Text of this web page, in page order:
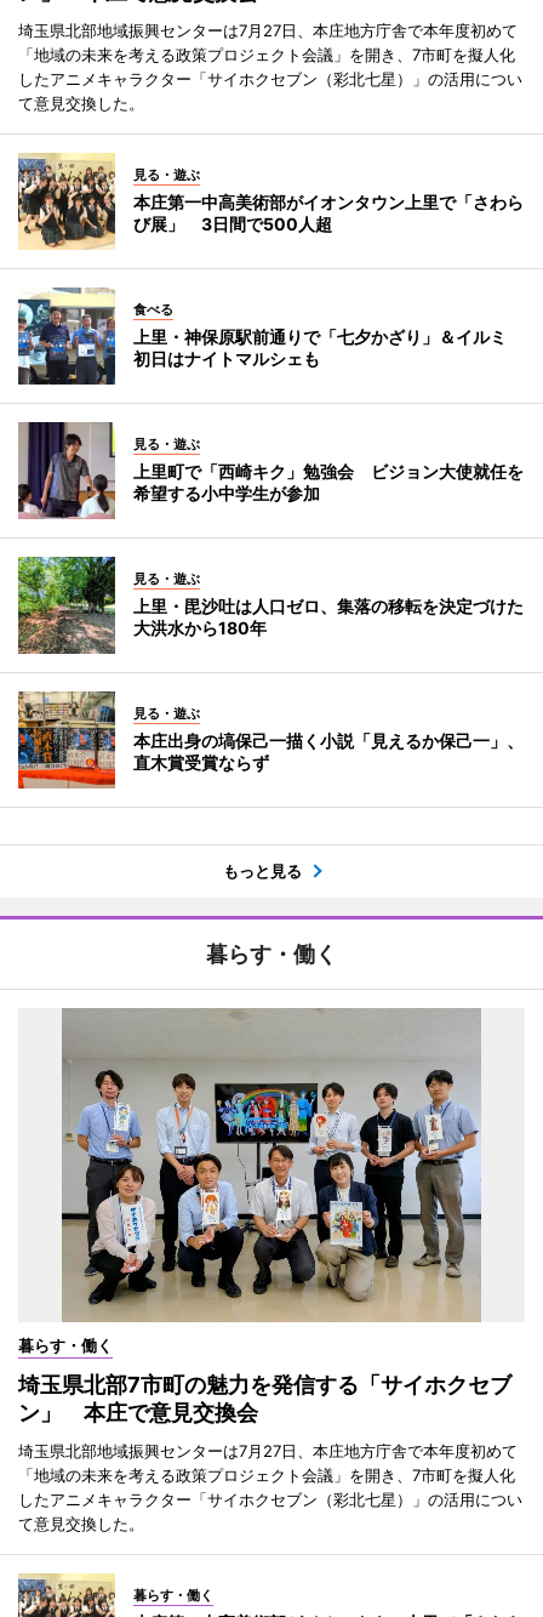
埼玉県北部地域振興センターは7月27日、本庄地方庁舎で本年度初めて
「地域の未来を考える政策プロジェクト会議」を開き、7市町を擬人化
したアニメキャラクター「サイホクセブン（彩北七星）」の活用につい
て意見交換した。
見る・遊ぶ
本庄第一中高美術部がイオンタウン上里で「さわら
び展」 3日間で500人超
食べる
上里・神保原駅前通りで「七夕かざり」＆イルミ
初日はナイトマルシェも
見る・遊ぶ
上里町で「西崎キク」勉強会 ビジョン大使就任を
希望する小中学生が参加
見る・遊ぶ
上里・毘沙吐は人口ゼロ、集落の移転を決定づけた
大洪水から180年
見る・遊ぶ
本庄出身の塙保己一描く小説「見えるか保己一」、
直木賞受賞ならず
もっと見る
暮らす・働く
暮らす・働く
埼玉県北部7市町の魅力を発信する「サイホクセブ
ン」 本庄で意見交換会
埼玉県北部地域振興センターは7月27日、本庄地方庁舎で本年度初めて
「地域の未来を考える政策プロジェクト会議」を開き、7市町を擬人化
したアニメキャラクター「サイホクセブン（彩北七星）」の活用につい
て意見交換した。
暮らす・働く